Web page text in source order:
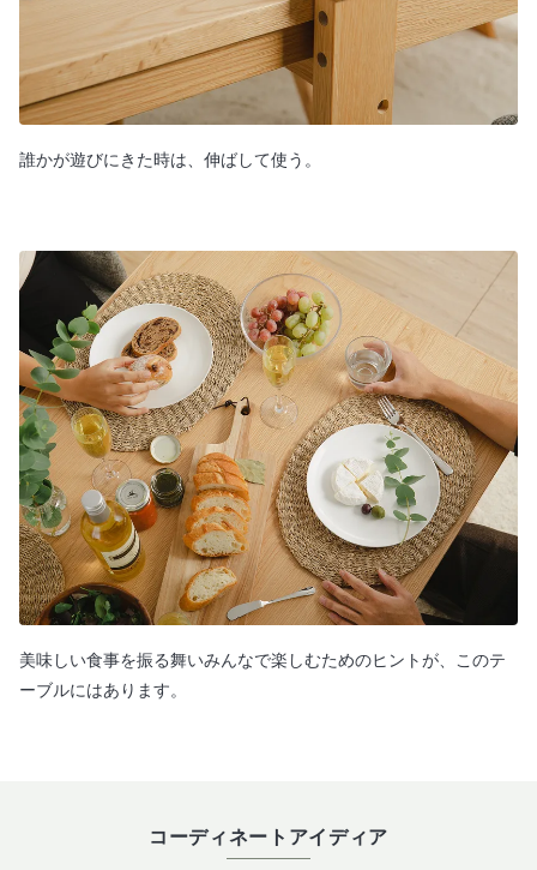
誰かが遊びにきた時は、伸ばして使う。
美味しい食事を振る舞いみんなで楽しむためのヒントが、このテ
ーブルにはあります。
コーディネートアイディア